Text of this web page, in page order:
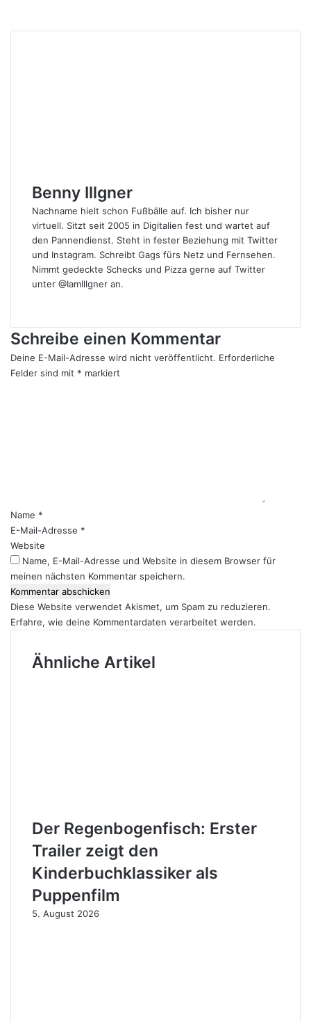
Benny Illgner
Nachname hielt schon Fußbälle auf. Ich bisher nur
virtuell. Sitzt seit 2005 in Digitalien fest und wartet auf
den Pannendienst. Steht in fester Beziehung mit Twitter
und Instagram. Schreibt Gags fürs Netz und Fernsehen.
Nimmt gedeckte Schecks und Pizza gerne auf Twitter
unter @IamIllgner an.
Schreibe einen Kommentar
Deine E-Mail-Adresse wird nicht veröffentlicht. Erforderliche
Felder sind mit * markiert
r
*
Name *
E-Mail-Adresse *
Website
Name, E-Mail-Adresse und Website in diesem Browser für
meinen nächsten Kommentar speichern.
Diese Website verwendet Akismet, um Spam zu reduzieren.
Erfahre, wie deine Kommentardaten verarbeitet werden.
Ähnliche Artikel
Der Regenbogenfisch: Erster
Trailer zeigt den
Kinderbuchklassiker als
Puppenfilm
5. August 2026